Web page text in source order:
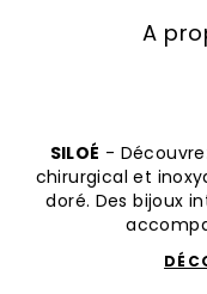
A
SILOÉ -
chirurgical et
doré. Des bijoux